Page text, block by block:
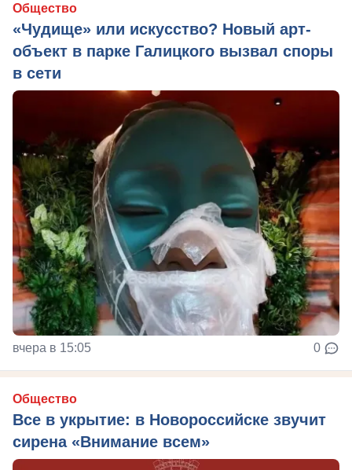
Общество
«Чудище» или искусство? Новый арт-
объект в парке Галицкого вызвал споры
в сети
вчера в 15:05 0
Общество
Все в укрытие: в Новороссийске звучит
сирена «Внимание всем»